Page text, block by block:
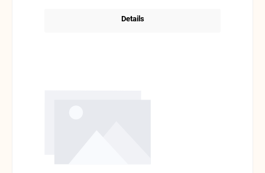
Details